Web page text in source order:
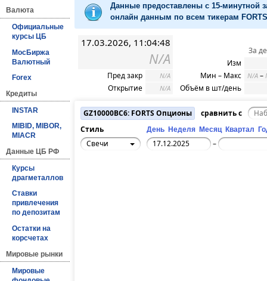
Валюта
Официальные
курсы ЦБ
МосБиржа
Валютный
Forex
Кредиты
INSTAR
MIBID, MIBOR,
MIACR
Данные ЦБ РФ
Курсы
драгметаллов
Ставки
привлечения
по депозитам
Остатки на
корсчетах
Мировые рынки
Мировые
Данные предоставлены с 15-минутной
онлайн данным по всем тикерам
17.03.2026, 11:04:48
N/A
Пред закр N/A
Открытие N/A
За
Изм
Мин – Макс
N/A –
Объём в шт/день
GZ10000BC6: FORTS Опционы
сравнить с
Стиль
День Неделя Месяц Квартал
Свечи –